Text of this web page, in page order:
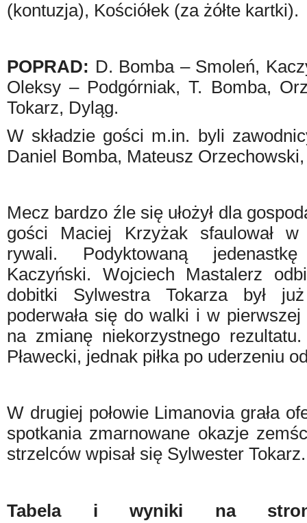
(kontuzja), Kościółek (za żółte kartki).
POPRAD: D. Bomba – Smoleń,
Oleksy – Podgórniak, T. Bomba,
Tokarz, Dyląg.
W składzie gości m.in. byli
Daniel Bomba, Mateusz
Mecz bardzo źle się ułożył dla
gości Maciej Krzyżak sfaulował
rywali. Podyktowaną
Kaczyński. Wojciech Mastalerz
dobitki Sylwestra Tokarza był
poderwała się do walki i w pierwszej
na zmianę niekorzystnego
Pławecki, jednak piłka po uderzeniu
W drugiej połowie Limanovia grała
spotkania zmarnowane okazje
strzelców wpisał się Sylwester Tokarz.
Tabela i wyniki na